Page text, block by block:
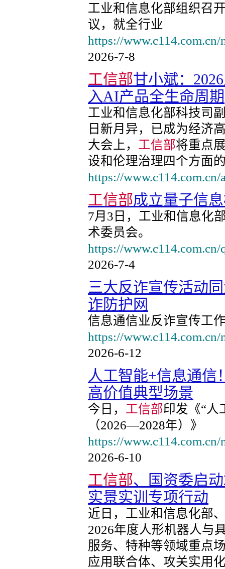
工业和信息化部组织召
议，就全行业
https://
2026-7-8
工信部甘小斌：
入AI产品全生命周期
工业和信息化部科技司
日新月异，已成为经济
大会上， 工信部将重点
设和伦理治理四个方面
https://
工信部成立量子信
7月3日，工业和信息化
术委员会。
https://
2026-7-4
三大反诈宣传活动
诈防护网
信息通信业反诈宣传工
https://
2026-6-12
人工智能+信息通信
高价值典型场景
今日， 工信部印发《“人
（2026—2028年）》
https://
2026-6-10
工信部、国资委启
实景实训专项行动
近日，工业和信息化部
2026年度人形机器人与
服务、特种等领域重点
应用联合体、攻关实用